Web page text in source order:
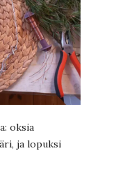
oksia
ja lopuksi